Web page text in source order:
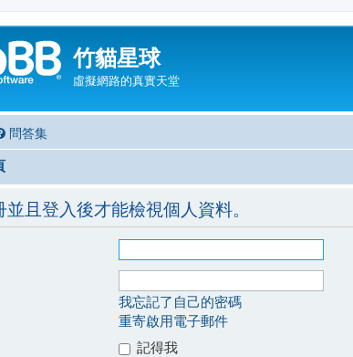
竹貓星球
虛擬網路的真實天堂
問答集
且登入後才能檢視個人資料。
我忘記了自己的密碼
重寄啟用電子郵件
記得我